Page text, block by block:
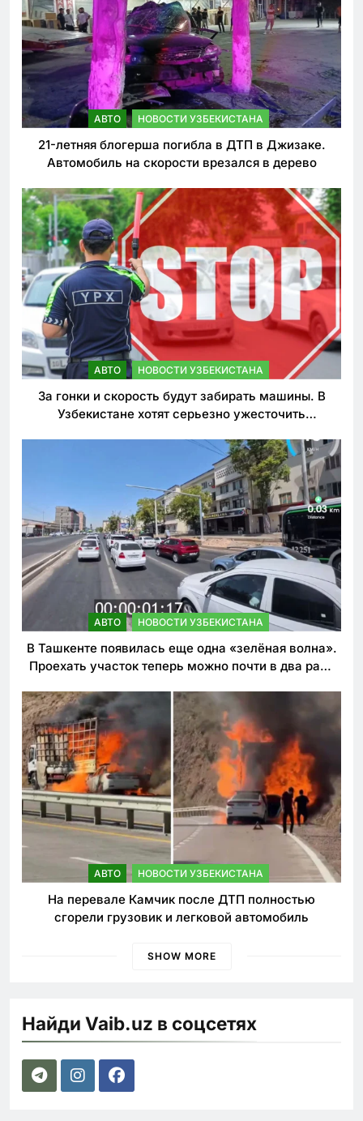
АВТО НОВОСТИ УЗБЕКИСТАНА
21-летняя блогерша погибла в ДТП в Джизаке.
Автомобиль на скорости врезался в дерево
АВТО НОВОСТИ УЗБЕКИСТАНА
За гонки и скорость будут забирать машины. В
Узбекистане хотят серьезно ужесточить
АВТО НОВОСТИ УЗБЕКИСТАНА
В Ташкенте появилась еще одна «зелёная волна».
Проехать участок теперь можно почти в два раза
АВТО НОВОСТИ УЗБЕКИСТАНА
На перевале Камчик после ДТП полностью
сгорели грузовик и легковой автомобиль
SHOW MORE
Найди Vaib.uz в соцсетях